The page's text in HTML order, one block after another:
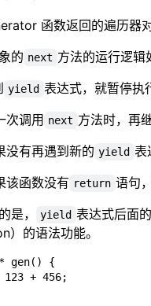
函数返回的遍历器
的 next 方法的运行逻辑
yield 表达式，就暂停执
次调用 next 方法时，再
没有再遇到新的 yield 表
该函数没有 return 语句
是，
yield 表达式后面
）的语法功能。
gen() {
123 + 456;